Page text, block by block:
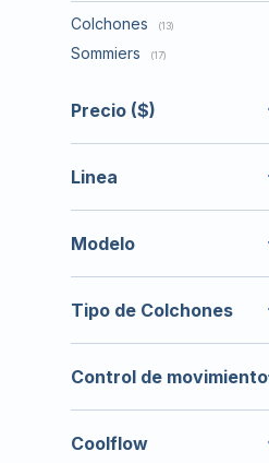
Colchones (13)
Sommiers (17)
Precio ($)
Linea
Modelo
Tipo de Colchones
Control de movimiento
Coolflow